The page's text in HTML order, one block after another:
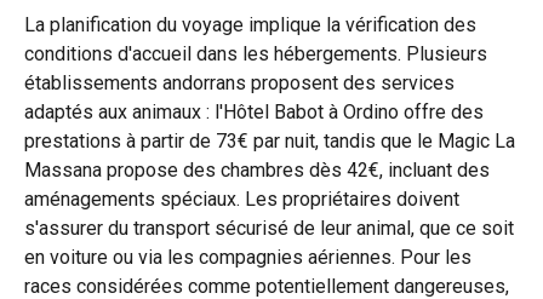
La planification du voyage implique la vérification des
conditions d'accueil dans les hébergements. Plusieurs
établissements andorrans proposent des services
adaptés aux animaux : l'Hôtel Babot à Ordino offre des
prestations à partir de 73€ par nuit, tandis que le Magic La
Massana propose des chambres dès 42€, incluant des
aménagements spéciaux. Les propriétaires doivent
s'assurer du transport sécurisé de leur animal, que ce soit
en voiture ou via les compagnies aériennes. Pour les
races considérées comme potentiellement dangereuses,